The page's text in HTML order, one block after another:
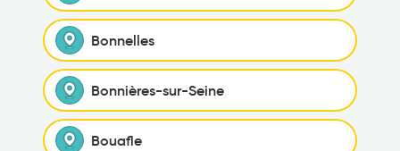
Bonnelles
Bonnières-sur-Seine
Bouafle